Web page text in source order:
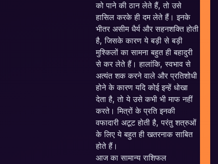
को पाने की ठान लेते हैं, तो उसे
हासिल करके ही दम लेते हैं। इनके
भीतर असीम धैर्य और सहनशक्ति होती
है, जिसके कारण ये बड़ी से बड़ी
मुश्किलों का सामना बहुत ही बहादुरी
से कर लेते हैं। हालांकि, स्वभाव से
अत्यंत शक करने वाले और प्रतिशोधी
होने के कारण यदि कोई इन्हें धोखा
देता है, तो ये उसे कभी भी माफ नहीं
करते। मित्रों के प्रति इनकी
वफादारी अटूट होती है, परंतु शत्रुओं
के लिए ये बहुत ही खतरनाक साबित
होते हैं।
आज का सामान्य राशिफल